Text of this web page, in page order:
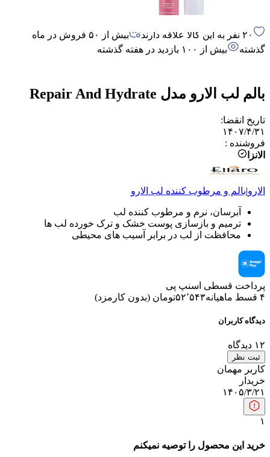
۲۰ نفر به این کالا علاقه دارند
بیش از ۵۰ فروش در ماه
گذشته
بیش از ۱۰۰ بازدید در هفته گذشته
بالم لب الارو مدل Repair And Hydrate
تاریخ انقضا:
۱۴۰۷/۴/۳۱
فروشنده :
الانزا
الارو|بالم و مرطوب کننده لب الارو
آبرسان، نرم و مرطوب کننده لب
ترمیم و بازسازی پوست خشک و ترک خورده لب ها
محافظت از لب در برابر آسیب های محیطی
پرداخت قسطی اسنپ پی
۴ قسط ماهیانه
۵۲٬۵۴۳تومان (بدون کارمزد)
دیدگاه کاربران
۱۲ دیدگاه
ثبت نظر
کاربر مهمان
خریدار
۱۴۰۵/۳/۲۱
۱
خرید این محصول را توصیه نمیکنم